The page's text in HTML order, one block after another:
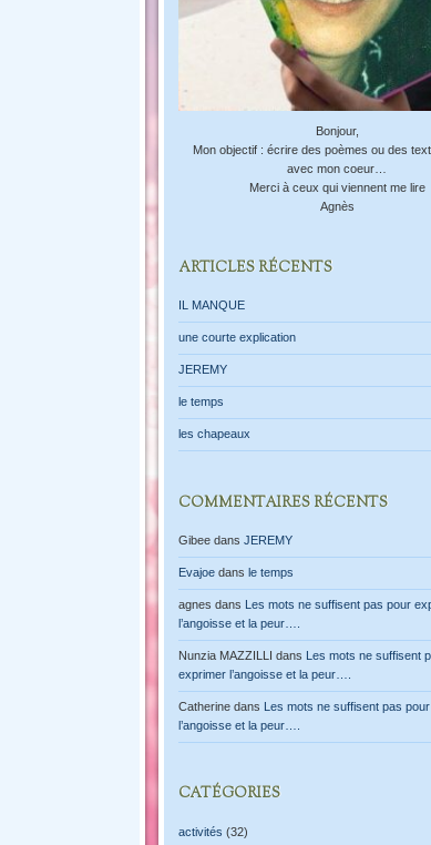
Bonjour,
Mon objectif : écrire des poèmes ou des
avec mon coeur…
Merci à ceux qui viennent me lire
Agnès
ARTICLES RÉCENTS
IL MANQUE
une courte explication
JEREMY
le temps
les chapeaux
COMMENTAIRES RÉCENTS
Gibee dansJEREMY
Evajoe dansle temps
agnes dans Les mots ne suffisent pas pour
l’angoisse et la peur….
Nunzia MAZZILLI dans Les mots ne suffisent
exprimer l’angoisse et la peur….
Catherine dans Les mots ne suffisent pas
l’angoisse et la peur….
CATÉGORIES
activités (32)